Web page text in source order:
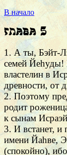
В начало
Глава 5
1. А ты, Бэйт-
семей Йеhуды!
властелин в
древности, от
2. Поэтому
родит
к сынам
3. И встанет, и
имени Йаhве,
(спокойно),